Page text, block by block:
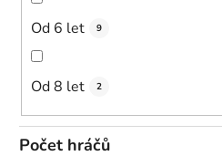
Od 6 let 9
Od 8 let 2
Počet hráčů